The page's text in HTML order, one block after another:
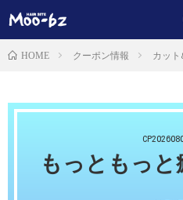
HOME クーポン情報 カッ
もっともっ